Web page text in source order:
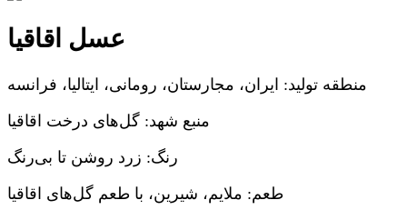
عسل اقاقیا
منطقه تولید: ایران، مجارستان، رومانی، ایتالیا، فرانسه
منبع شهد: گل‌های درخت اقاقیا
رنگ: زرد روشن تا بی‌رنگ
طعم: ملایم، شیرین، با طعم گل‌های اقاقیا